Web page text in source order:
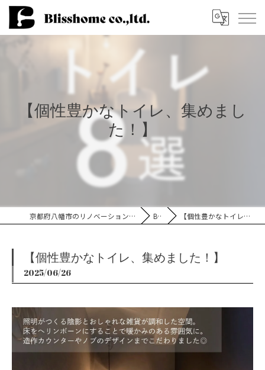
【個性豊かなトイレ、集めまし
た！】
京都府八幡市のリノベーションなら株式会社Blisshome Blog 【個性豊かなトイレ、集めました！】
【個性豊かなトイレ、集めました！】
2025/06/26